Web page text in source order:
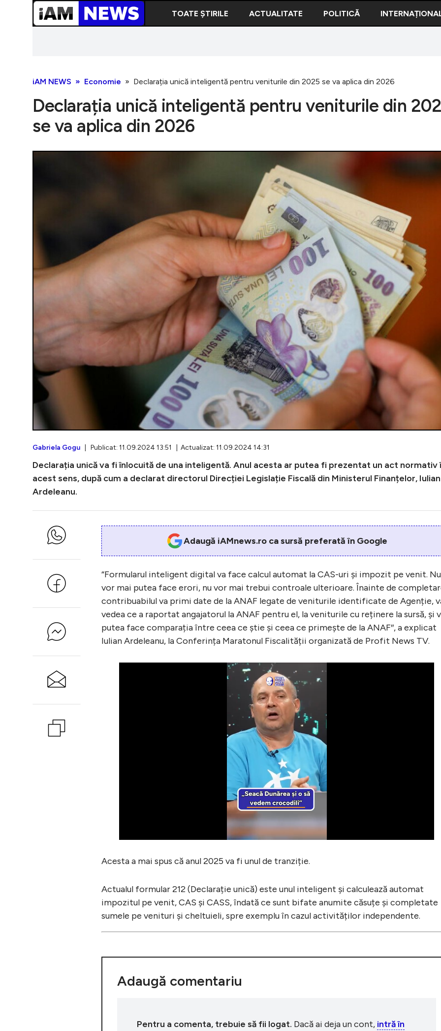
TOATE ȘTIRILE ACTUALITATE POLITICĂ
iAM NEWS Economie Declarația unică inteligentă pentru veniturile din 2025 se va aplica din 2026
Declarația unică inteligentă pentru veniturile din
se va aplica din 2026
Gabriela Gogu | Publicat: 11.09.2024 13:51 | Actualizat: 11.09.2024 14:31
Declarația unică va fi înlocuită de una inteligentă. Anul acesta ar putea fi prezentat un act normativ
acest sens, după cum a declarat directorul Direcției Legislație Fiscală din Ministerul Finanțelor, Iulian
Ardeleanu.
Adaugă iAMnews.ro ca sursă preferată în Google
“Formularul inteligent digital va face calcul automat la CAS-uri și impozit pe venit.
vor mai putea face erori, nu vor mai trebui controale ulterioare. Înainte de
contribuabilul va primi date de la ANAF legate de veniturile identificate de Agenție,
vedea ce a raportat angajatorul la ANAF pentru el, la veniturile cu reținere la sursă, și
putea face comparația între ceea ce știe și ceea ce primește de la ANAF″, a explicat
Iulian Ardeleanu, la Conferința Maratonul Fiscalității organizată de Profit News TV.
Acesta a mai spus că anul 2025 va fi unul de tranziție.
Actualul formular 212 (Declarație unică) este unul inteligent și calculează automat
impozitul pe venit, CAS și CASS, îndată ce sunt bifate anumite căsuțe și completate
sumele pe venituri și cheltuieli, spre exemplu în cazul activităților independente.
Adaugă comentariu
Pentru a comenta, trebuie să fii logat. Dacă ai deja un cont, intră în